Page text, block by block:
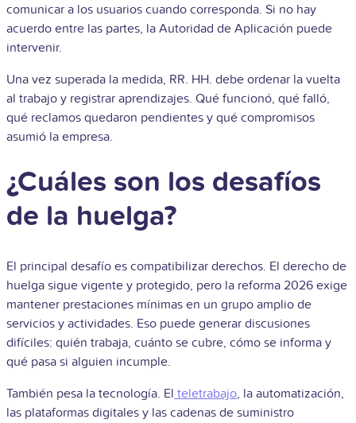
comunicar a los usuarios cuando corresponda. Si no hay
acuerdo entre las partes, la Autoridad de Aplicación puede
intervenir.
Una vez superada la medida, RR. HH. debe ordenar la vuelta
al trabajo y registrar aprendizajes. Qué funcionó, qué falló,
qué reclamos quedaron pendientes y qué compromisos
asumió la empresa.
¿Cuáles son los desafíos
de la huelga?
El principal desafío es compatibilizar derechos. El derecho de
huelga sigue vigente y protegido, pero la reforma 2026 exige
mantener prestaciones mínimas en un grupo amplio de
servicios y actividades. Eso puede generar discusiones
difíciles: quién trabaja, cuánto se cubre, cómo se informa y
qué pasa si alguien incumple.
También pesa la tecnología. El teletrabajo, la automatización,
las plataformas digitales y las cadenas de suministro